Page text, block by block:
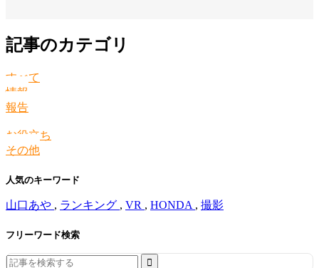
記事のカテゴリ
すべて
情報
報告
お役立ち
その他
人気のキーワード
山口あや , ランキング , VR , HONDA , 撮影
フリーワード検索
Search